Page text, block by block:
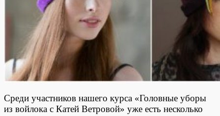
Среди участников нашего курса «Головные уборы
из войлока с Катей Ветровой» уже есть несколько